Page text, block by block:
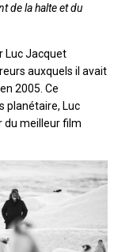
de la halte et du
Luc Jacquet
auxquels il avait
2005. Ce
planétaire, Luc
du meilleur film